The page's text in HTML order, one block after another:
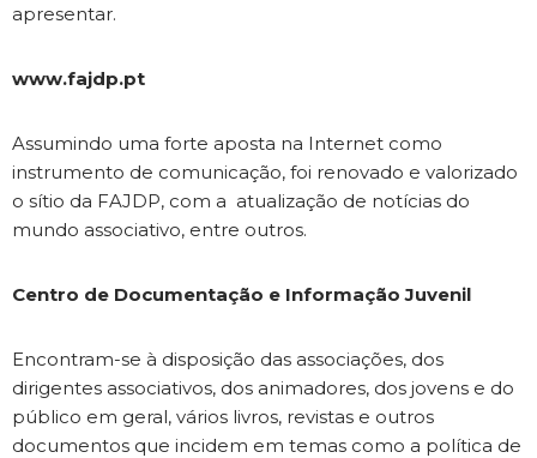
apresentar.
www.fajdp.pt
Assumindo uma forte aposta na Internet como
instrumento de comunicação, foi renovado e valorizado
o sítio da FAJDP, com a atualização de notícias do
mundo associativo, entre outros.
Centro de Documentação e Informação Juvenil
Encontram-se à disposição das associações, dos
dirigentes associativos, dos animadores, dos jovens e do
público em geral, vários livros, revistas e outros
documentos que incidem em temas como a política de